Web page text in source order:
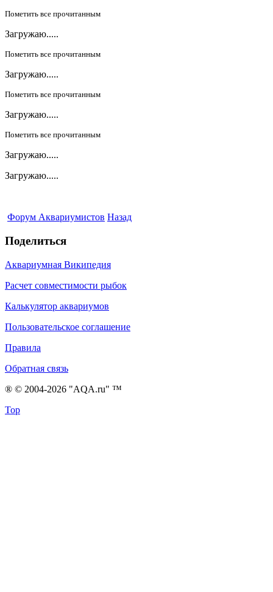
Пометить все прочитанным
Загружаю.....
Пометить все прочитанным
Загружаю.....
Пометить все прочитанным
Загружаю.....
Пометить все прочитанным
Загружаю.....
Загружаю.....
Форум Аквариумистов Назад
Поделиться
Аквариумная Википедия
Расчет совместимости рыбок
Калькулятор аквариумов
Пользовательское соглашение
Правила
Обратная связь
® © 2004-2026 "AQA.ru" ™
Top